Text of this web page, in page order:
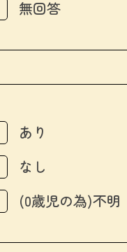
無回答
あり
なし
(0歳児の為)不明